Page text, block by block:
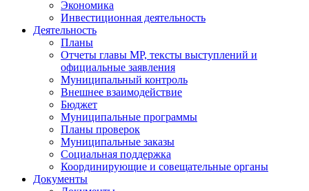
Экономика
Инвестиционная деятельность
Деятельность
Планы
Отчеты главы МР, тексты выступлений и
официальные заявления
Муниципальный контроль
Внешнее взаимодействие
Бюджет
Муниципальные программы
Планы проверок
Муниципальные заказы
Социальная поддержка
Координирующие и совещательные органы
Документы